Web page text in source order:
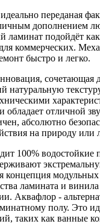
переданая
дополнением
ламинат подойдёт
коммерческих.
быстро и легко.
сочетающая
натуральную
обладает отличной
абсолютно
на природу или
100%
концепция модульных
ламината и
Аквафлор -
полу. Это
таких как ванные